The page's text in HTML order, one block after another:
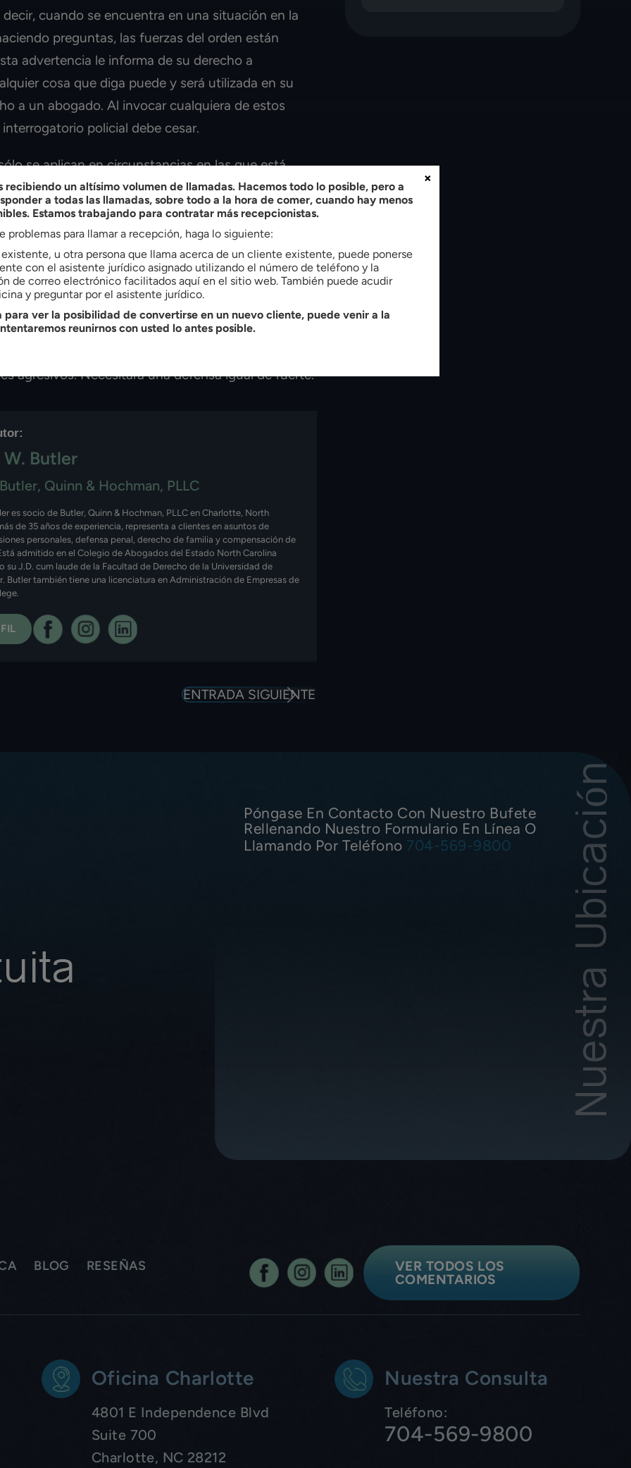
cuando se encuentra en una situación en la
preguntas, las fuerzas del orden están
advertencia le informa de su derecho a
cosa que diga puede y será utilizada en su
a un abogado. Al invocar cualquiera de estos
policial debe cesar.
se aplican en circunstancias en las que está
la policía intentará evitar informarle de sus
"amistosa". Por eso siempre es útil
antes de responder a cualquier pregunta.
conocer cada defensa penal
y busque la ayuda durante este tiempo difícil si
de todo, si usted termina acusado de un delito,
agresivos. Necesitará una defensa igual de fuerte.
W. Butler
Butler, Quinn & Hochman, PLLC
es socio de Butler, Quinn & Hochman, PLLC en Charlotte, North
de 35 años de experiencia, representa a clientes en asuntos de
personales, defensa penal, derecho de familia y compensación de
admitido en el Colegio de Abogados del Estado North Carolina
su J.D. cum laude de la Facultad de Derecho de la Universidad de
Butler también tiene una licenciatura en Administración de Empresas de
ENTRADA SIGUIENTE
Póngase En Contacto Con Nuestro Bufete
Rellenando Nuestro Formulario En Línea O
Llamando Por Teléfono 704-569-9800 Nuestra Ubicación
BLOG
RESEÑAS
VER TODOS LOS
COMENTARIOS
Oficina Charlotte
4801 E Independence Blvd
Suite 700
Charlotte, NC 28212
Nuestra Consulta
Teléfono:
704-569-9800
recibiendo un altísimo volumen de llamadas. Hacemos todo lo posible, pero a
a todas las llamadas, sobre todo a la hora de comer, cuando hay menos
Estamos trabajando para contratar más recepcionistas.
problemas para llamar a recepción, haga lo siguiente:
u otra persona que llama acerca de un cliente existente, puede ponerse
con el asistente jurídico asignado utilizando el número de teléfono y la
de correo electrónico facilitados aquí en el sitio web. También puede acudir
y preguntar por el asistente jurídico.
para ver la posibilidad de convertirse en un nuevo cliente, puede venir a la
reunirnos con usted lo antes posible.
×